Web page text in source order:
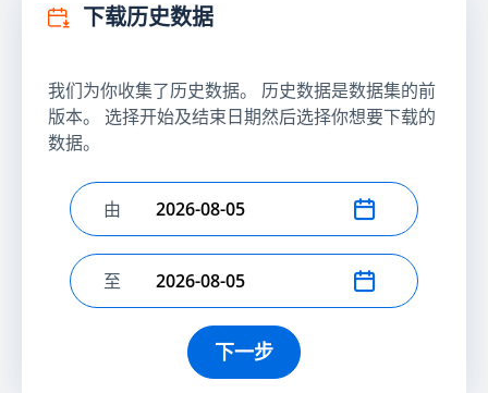
下载历史数据
我们为你收集了历史数据。 历史数据是数据集的前
版本。 选择开始及结束日期然后选择你想要下载的
数据。
选择开始日期
由
选择结束日期
至
下一步